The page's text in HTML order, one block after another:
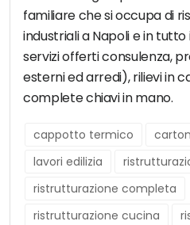
familiare che si occupa di
industriali a Napoli e in
servizi offerti consulenza,
esterni ed arredi), rilievi in
complete chiavi in mano.
cappotto termico
lavori edilizia
ristrutturazione completa
ristrutturazione cucina